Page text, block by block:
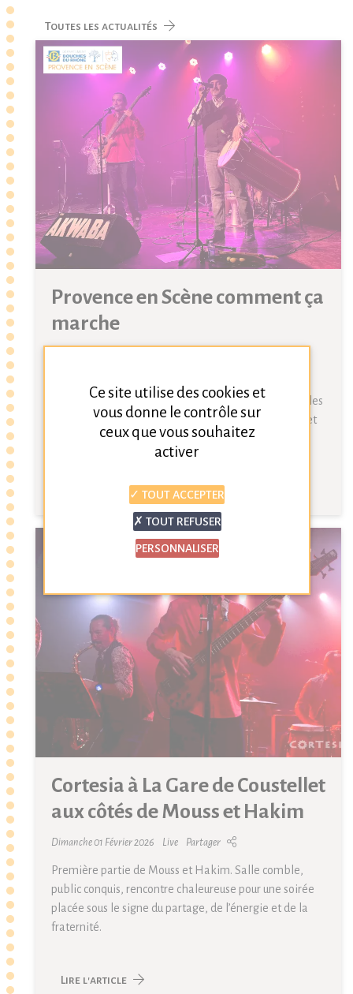
Toutes les actualités
Provence en Scène comment ça
marche
Provence en Scène aide les communes des Bouches-
du-Rhône à programmer des spectacles. Découvrez les
taux de prise en charge du CD13 selon la population et
comment réserver Cortesia.
Cortesia à La Gare de Coustellet
aux côtés de Mouss et Hakim
Dimanche 01 Février 2026 Live Partager
Première partie de Mouss et Hakim. Salle comble,
public conquis, rencontre chaleureuse pour une soirée
placée sous le signe du partage, de l’énergie et de la
fraternité.
Lire l'article
Ce site utilise des cookies et
vous donne le contrôle sur
ceux que vous souhaitez
activer
TOUT ACCEPTER
TOUT REFUSER
PERSONNALISER